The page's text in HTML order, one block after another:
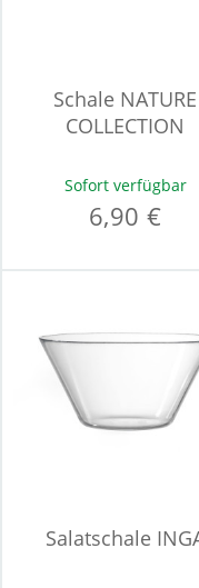
Schale NATURE
COLLECTION
Sofort verfügbar
6,90 €
Salatschale